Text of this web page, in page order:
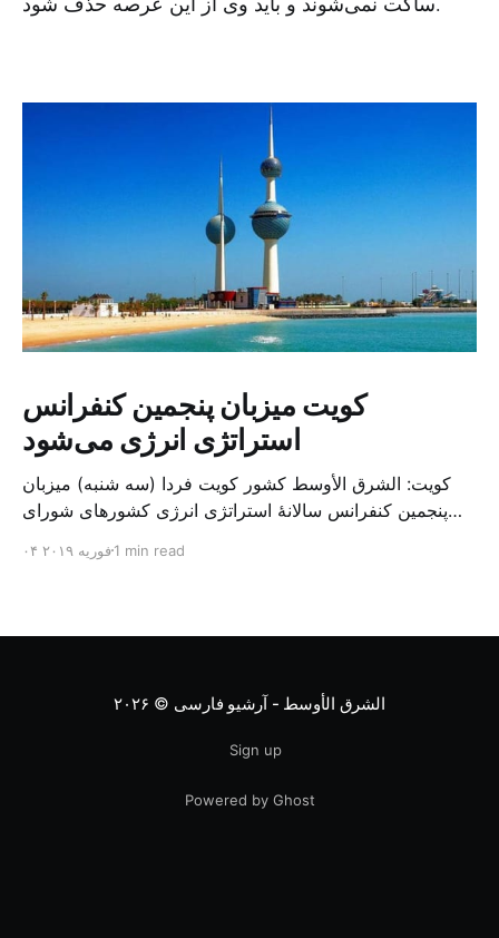
کویت میزبان پنجمین کنفرانس
استراتژی انرژی می‌شود
کویت: الشرق الأوسط کشور کویت فردا (سه شنبه) میزبان
پنجمین کنفرانس سالانهٔ استراتژی انرژی کشورهای شورای
متخصص از شرکت‌های جهانی نفت و گاز در این کنفرانس
۰۴ فوریه ۲۰۱۹1 min read
الشرق الأوسط - آرشیو فارسی © ۲۰۲۶
Sign up
Powered by Ghost